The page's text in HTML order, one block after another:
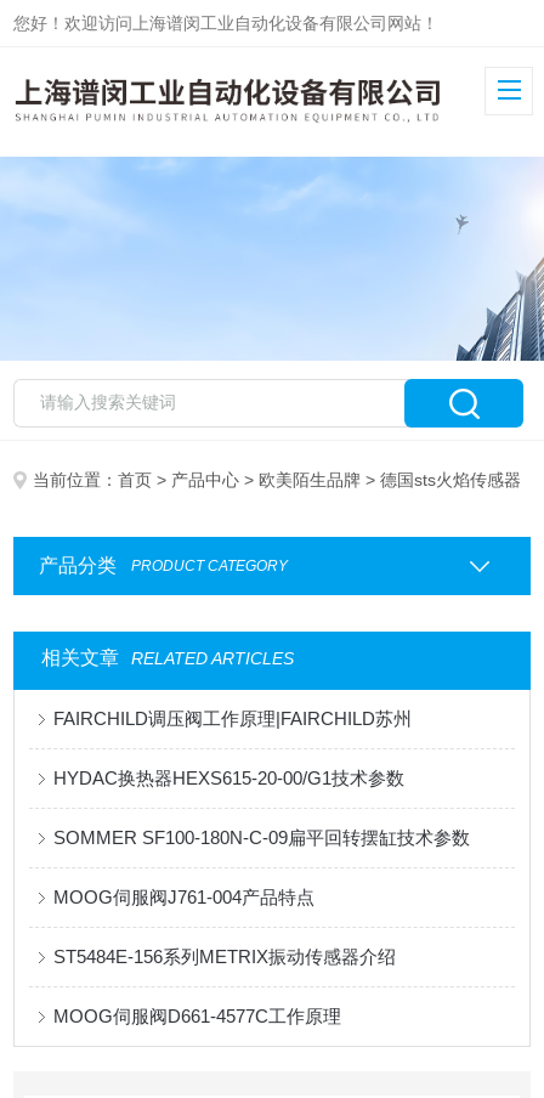
您好！欢迎访问上海谱闵工业自动化设备有限公司网站！
当前位置：首页 > 产品中心 > 欧美陌生品牌 > 德国sts火焰传感器
产品分类 PRODUCT CATEGORY
相关文章 RELATED ARTICLES
FAIRCHILD调压阀工作原理|FAIRCHILD苏州
HYDAC换热器HEXS615-20-00/G1技术参数
​SOMMER SF100-180N-C-09扁平回转摆缸技术参数
MOOG伺服阀J761-004产品特点
ST5484E-156系列METRIX振动传感器介绍
MOOG伺服阀D661-4577C工作原理